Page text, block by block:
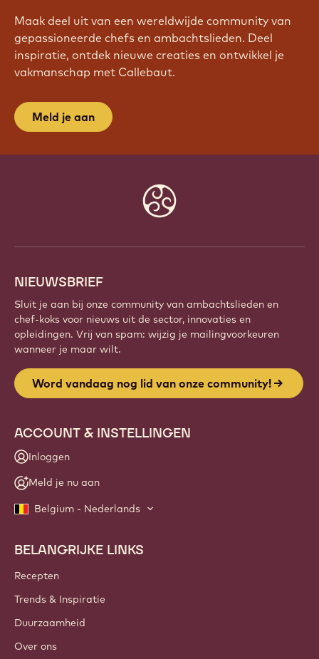
Maak deel uit van een wereldwijde community van
gepassioneerde chefs en ambachtslieden. Deel
inspiratie, ontdek nieuwe creaties en ontwikkel je
vakmanschap met Callebaut.
Meld je aan
NIEUWSBRIEF
Sluit je aan bij onze community van ambachtslieden en
chef-koks voor nieuws uit de sector, innovaties en
opleidingen. Vrij van spam: wijzig je mailingvoorkeuren
wanneer je maar wilt.
Word vandaag nog lid van onze community!
ACCOUNT & INSTELLINGEN
Inloggen
Meld je nu aan
Belgium - Nederlands
Footer
Callebaut
BELANGRIJKE LINKS
Recepten
Trends & Inspiratie
Duurzaamheid
Over ons